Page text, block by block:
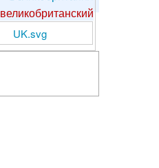
великобританский